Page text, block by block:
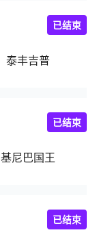
泰丰吉普
已结束
基尼巴国王
已结束
已结束